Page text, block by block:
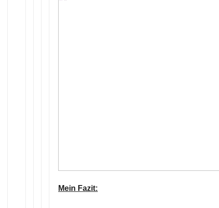
Mein Fazit: